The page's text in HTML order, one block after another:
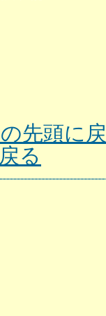
先頭に
る